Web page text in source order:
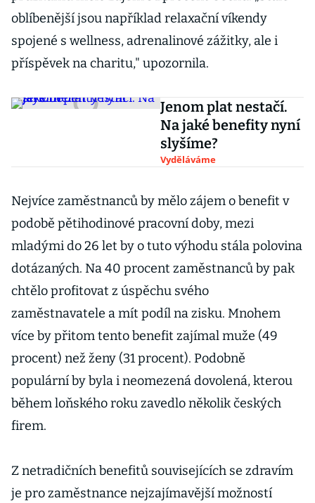
oblíbenější jsou například relaxační víkendy
spojené s wellness, adrenalinové zážitky, ale i
příspěvek na charitu," upozornila.
Jenom plat nestačí.
Na jaké benefity nyní
slyšíme?
Vyděláváme
Nejvíce zaměstnanců by mělo zájem o benefit v
podobě pětihodinové pracovní doby, mezi
mladými do 26 let by o tuto výhodu stála polovina
dotázaných. Na 40 procent zaměstnanců by pak
chtělo profitovat z úspěchu svého
zaměstnavatele a mít podíl na zisku. Mnohem
více by přitom tento benefit zajímal muže (49
procent) než ženy (31 procent). Podobně
populární by byla i neomezená dovolená, kterou
během loňského roku zavedlo několik českých
firem.
Z netradičních benefitů souvisejících se zdravím
je pro zaměstnance nejzajímavější možností